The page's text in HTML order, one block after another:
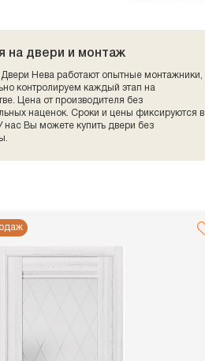
на двери и монтаж
Нева работают опытные монтажники,
контролируем каждый этап на
Цена от производителя без
наценок. Сроки и цены фиксируются в
нас Вы можете купить двери без